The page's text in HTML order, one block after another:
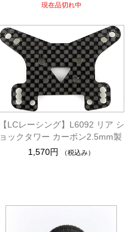
現在品切れ中
【LCレーシング】L6092 リア シ
ョックタワー カーボン2.5mm製
1,570円
（税込み）